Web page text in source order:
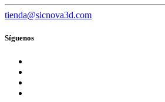
tienda@sicnova3d.com
Síguenos